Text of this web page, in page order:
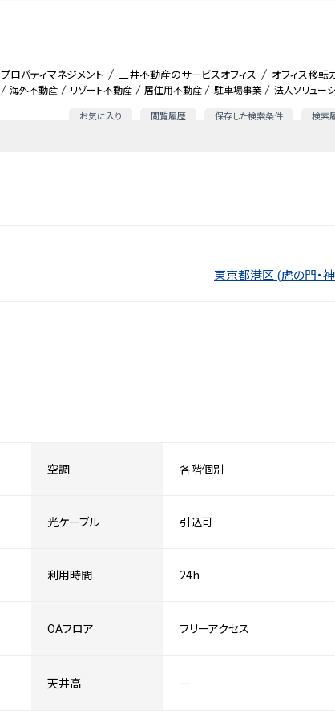
海外不動産 リゾート不動産 居住用不動産 駐車場事業 法人ソリュー
お気に入り 閲覧履歴 保存した検索条件 検索
プロパティマネジメント 三井不動産のサービスオフィス オフィス移転
東京都港区 (虎の門・
空調 各階個別
光ケーブル 引込可
利用時間 24h
OAフロア フリーアクセス
天井高 －